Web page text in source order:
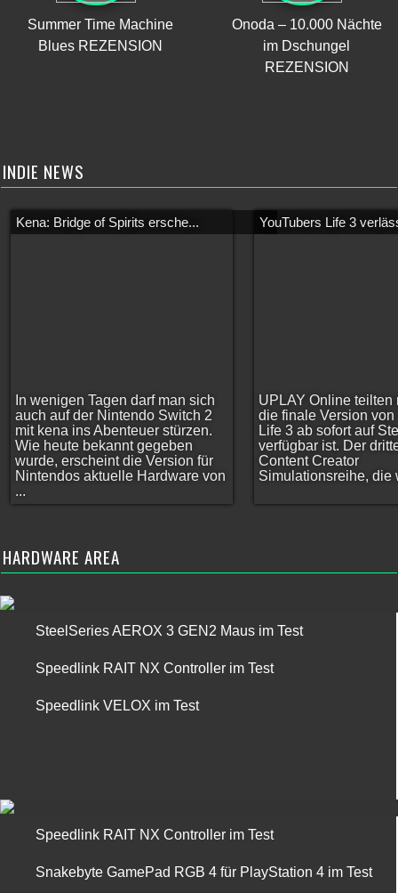
Summer Time Machine
Blues REZENSION
Onoda – 10.000 Nächte
im Dschungel
REZENSION
INDIE NEWS
Kena: Bridge of Spirits ersche...
In wenigen Tagen darf man sich
auch auf der Nintendo Switch 2
mit kena ins Abenteuer stürzen.
Wie heute bekannt gegeben
wurde, erscheint die Version für
Nintendos aktuelle Hardware von
...
YouTubers Life 3
UPLAY Online teilten
die finale Version von
Life 3 ab sofort auf
verfügbar ist. Der
Content Creator
Simulationsreihe, die
HARDWARE AREA
SteelSeries AEROX 3 GEN2 Maus im Test
Speedlink RAIT NX Controller im Test
Speedlink VELOX im Test
Speedlink RAIT NX Controller im Test
Snakebyte GamePad RGB 4 für PlayStation 4 im Test